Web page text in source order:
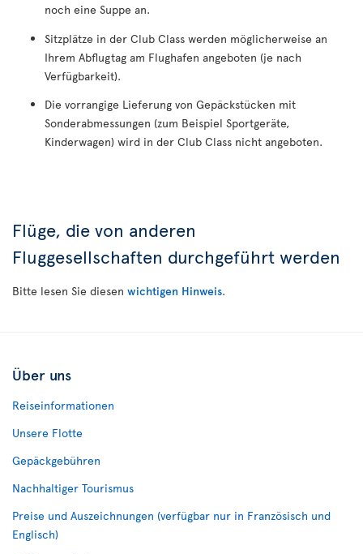
noch eine Suppe an.
Sitzplätze in der Club Class werden möglicherweise an
Ihrem Abflugtag am Flughafen angeboten (je nach
Verfügbarkeit).
Die vorrangige Lieferung von Gepäckstücken mit
Sonderabmessungen (zum Beispiel Sportgeräte,
Kinderwagen) wird in der Club Class nicht angeboten.
Flüge, die von anderen
Fluggesellschaften durchgeführt werden
Bitte lesen Sie diesen wichtigen Hinweis.
Über uns
Reiseinformationen
Unsere Flotte
Gepäckgebühren
Nachhaltiger Tourismus
Preise und Auszeichnungen (verfügbar nur in Französisch und
Englisch)